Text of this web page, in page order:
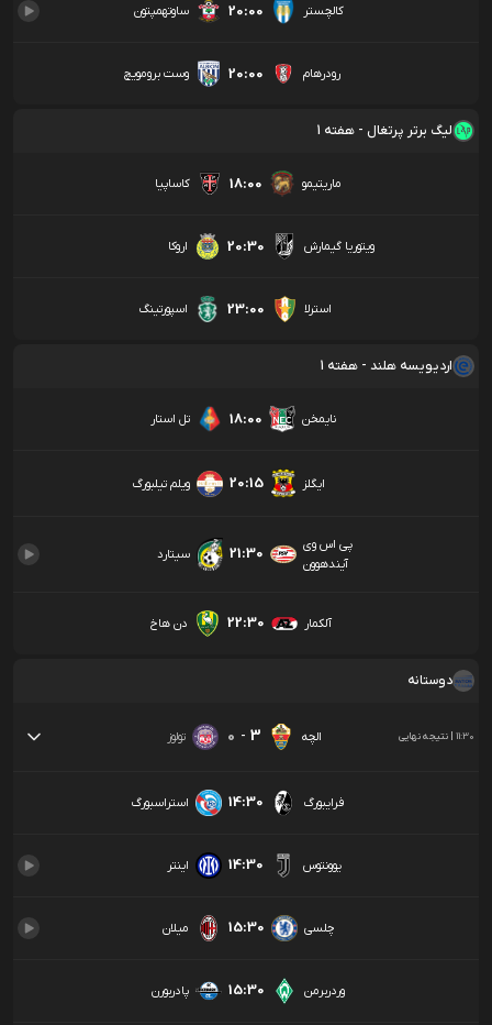
کالچستر 20:00 ساوتهمپتون
رودرهام 20:00 وست برومویچ
لیگ برتر پرتغال - هفته 1
ماریتیمو 18:00 کاساپیا
ویتوریا گیمارش 20:30 اروکا
استرلا 23:00 اسپورتینگ
اردیویسه هلند - هفته 1
نایمخن 18:00 تل استار
ایگلز 20:15 ویلم تیلبورگ
پی اس وی
آیندهوون
21:30 سیتارد
آلکمار 22:30 دن هاخ
دوستانه
11:30 نتیجه نهایی الچه 3
-
0 تولوز
فرایبورگ 14:30 استراسبورگ
یوونتوس 14:30 اینتر
چلسی 15:30 میلان
وردربرمن 15:30 پادربورن